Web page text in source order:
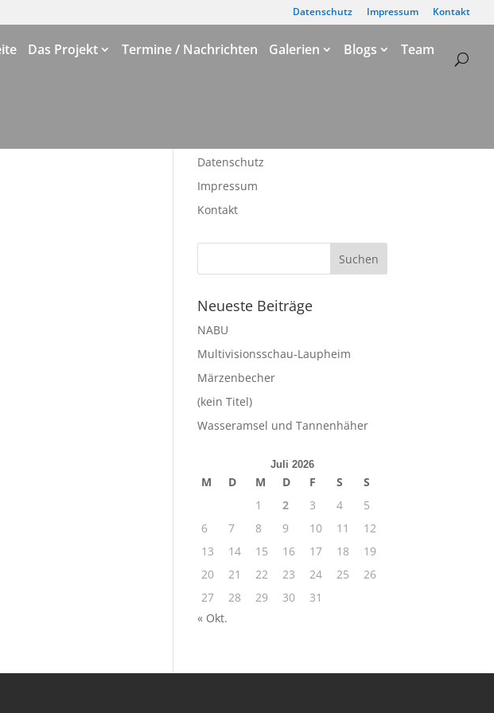
Datenschutz Impressum Kontakt
Das Projekt Termine / Nachrichten Galerien Blogs Team
Datenschutz
Impressum
Kontakt
Neueste Beiträge
NABU
Multivisionsschau-Laupheim
Märzenbecher
(kein Titel)
Wasseramsel und Tannenhäher
Juli 2026
M D M D F S
S
1
2 3 4
5
6
7 8 9 10 11
12
13
14 15 16 17 18
19
20
21 22 23 24 25
26
27
28 29 30
31
« Okt.